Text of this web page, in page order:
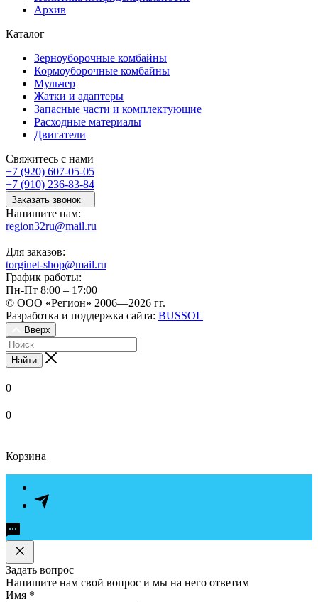
Архив
Каталог
Зерноуборочные комбайны
Кормоуборочные комбайны
Мульчер
Жатки и адаптеры
Запасные части и комплектующие
Расходные материалы
Двигатели
Свяжитесь с нами
+7 (920) 607-05-05
+7 (910) 236-83-84
Заказать звонок
Напишите нам:
region32ru@mail.ru
Для заказов:
torginet-shop@mail.ru
График работы:
Пн-Пт 8:00 – 17:00
© ООО «Регион» 2006—2026 гг.
Разработка и поддержка сайта: BUSSOL
Вверх
Найти
0
0
Корзина
Задать вопрос
Напишите нам свой вопрос и мы на него ответим
Имя *